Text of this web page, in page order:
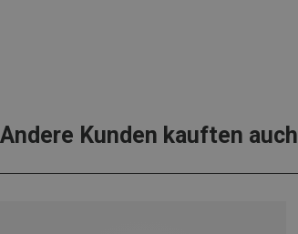
Andere Kunden kauften auch